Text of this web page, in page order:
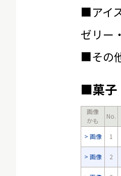
■アイ
ゼリー
■その
■菓子
画像
かも
No.
画像 1
画像 2